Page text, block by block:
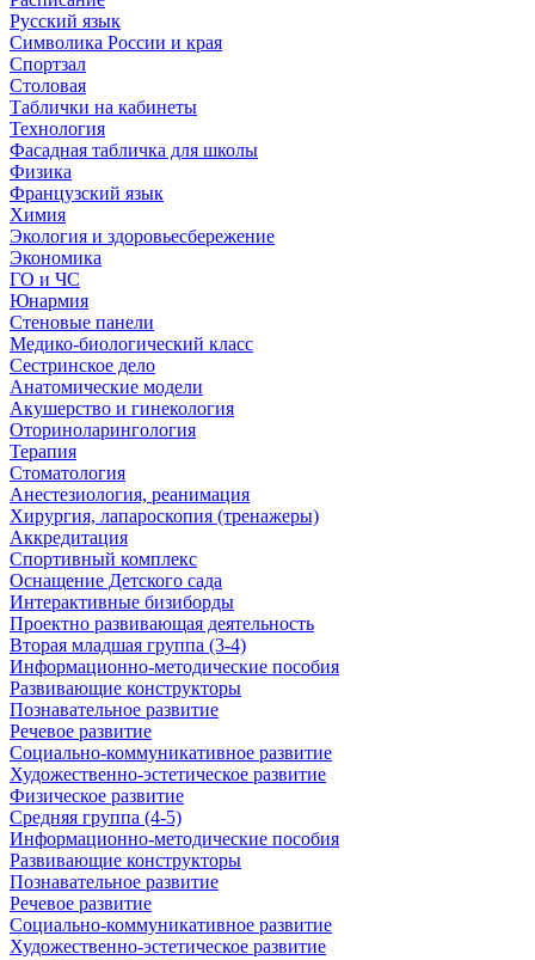
Русский язык
Символика России и края
Спортзал
Столовая
Таблички на кабинеты
Технология
Фасадная табличка для школы
Физика
Французский язык
Химия
Экология и здоровьесбережение
Экономика
ГО и ЧС
Юнармия
Стеновые панели
Медико-биологический класс
Сестринское дело
Анатомические модели
Акушерство и гинекология
Оториноларингология
Терапия
Стоматология
Анестезиология, реанимация
Хирургия, лапароскопия (тренажеры)
Аккредитация
Спортивный комплекс
Оснащение Детского сада
Интерактивные бизиборды
Проектно развивающая деятельность
Вторая младшая группа (3-4)
Информационно-методические пособия
Развивающие конструкторы
Познавательное развитие
Речевое развитие
Социально-коммуникативное развитие
Художественно-эстетическое развитие
Физическое развитие
Средняя группа (4-5)
Информационно-методические пособия
Развивающие конструкторы
Познавательное развитие
Речевое развитие
Социально-коммуникативное развитие
Художественно-эстетическое развитие